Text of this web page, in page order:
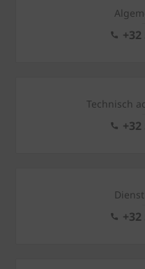
+32
Technisch
+32
+32